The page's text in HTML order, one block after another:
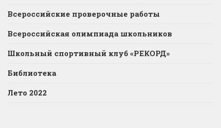
Всероссийские проверочные работы
Всероссийская олимпиада школьников
Школьный спортивный клуб «РЕКОРД»
Библиотека
Лето 2022